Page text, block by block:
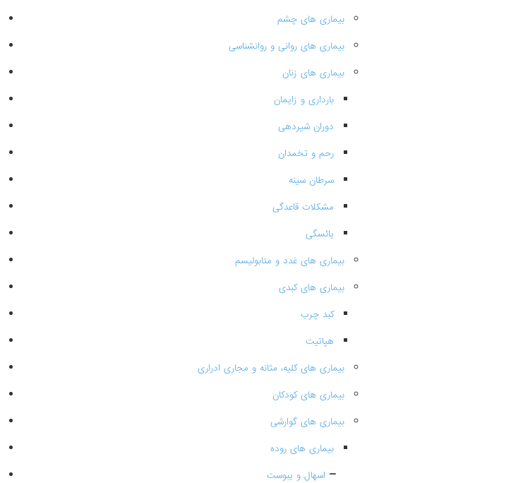
بیماری های چشم
بیماری های روانی و روانشناسی
بیماری های زنان
بارداری و زایمان
دوران شیردهی
رحم و تخمدان
سرطان سینه
مشکلات قاعدگی
یائسگی
بیماری های غدد و متابولیسم
بیماری های کبدی
کبد چرب
هپاتیت
بیماری های کلیه، مثانه و مجاری ادراری
بیماری های کودکان
بیماری های گوارشی
بیماری های روده
اسهال و یبوست